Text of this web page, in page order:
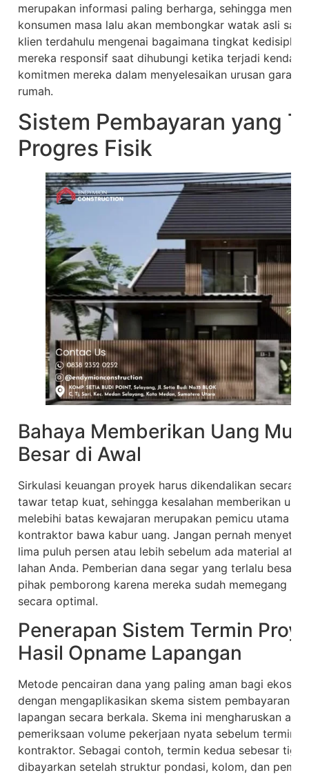
merupakan informasi paling berharga, sehingga
konsumen masa lalu akan membongkar watak asli
klien terdahulu mengenai bagaimana tingkat
mereka responsif saat dihubungi ketika terjadi kendala
komitmen mereka dalam menyelesaikan urusan
rumah.
Sistem Pembayaran yang
Progres Fisik
Bahaya Memberikan Uang
Besar di Awal
Sirkulasi keuangan proyek harus dikendalikan secara
tawar tetap kuat, sehingga kesalahan memberikan
melebihi batas kewajaran merupakan pemicu utama
kontraktor bawa kabur uang. Jangan pernah
lima puluh persen atau lebih sebelum ada material
lahan Anda. Pemberian dana segar yang terlalu besar
pihak pemborong karena mereka sudah memegang
secara optimal.
Penerapan Sistem Termin
Hasil Opname Lapangan
Metode pencairan dana yang paling aman bagi
dengan mengaplikasikan skema sistem pembayaran
lapangan secara berkala. Skema ini mengharuskan
pemeriksaan volume pekerjaan nyata sebelum termin
kontraktor. Sebagai contoh, termin kedua sebesar tiga
dibayarkan setelah struktur pondasi, kolom, dan